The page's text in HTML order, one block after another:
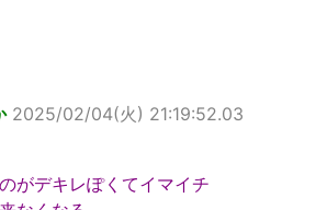
2025/02/04(火) 21:19:52.03
がデキレぽくてイマイチ